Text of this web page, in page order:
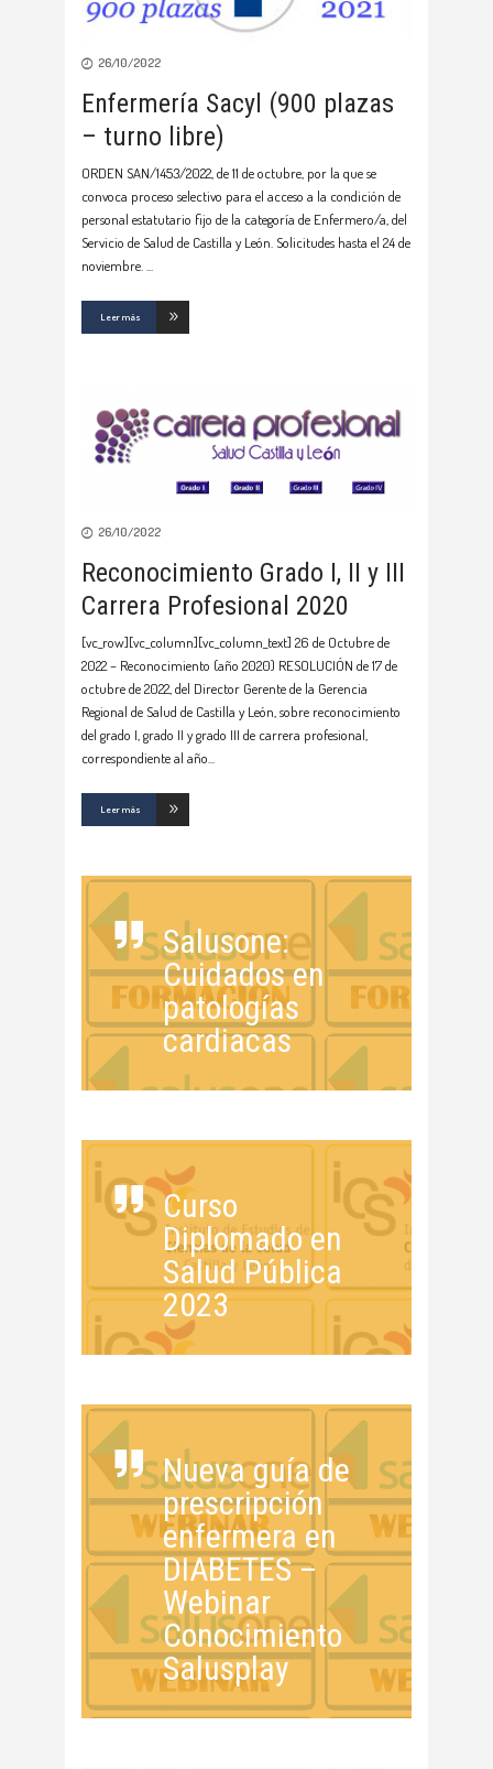
26/10/2022
Enfermería Sacyl (900 plazas
– turno libre)
ORDEN SAN/1453/2022, de 11 de octubre, por la que se
convoca proceso selectivo para el acceso a la condición de
personal estatutario fijo de la categoría de Enfermero/a, del
Servicio de Salud de Castilla y León. Solicitudes hasta el 24 de
noviembre.
Leer más
26/10/2022
Reconocimiento Grado I, II y III
Carrera Profesional 2020
[vc_row][vc_column][vc_column_text] 26 de Octubre de
2022 – Reconocimiento (año 2020) RESOLUCIÓN de 17 de
octubre de 2022, del Director Gerente de la Gerencia
Regional de Salud de Castilla y León, sobre reconocimiento
del grado I, grado II y grado III de carrera profesional,
correspondiente al año
Leer más
Salusone:
Cuidados en
patologías
cardiacas
Curso
Diplomado en
Salud Pública
2023
Nueva guía de
prescripción
enfermera en
DIABETES –
Webinar
Conocimiento
Salusplay